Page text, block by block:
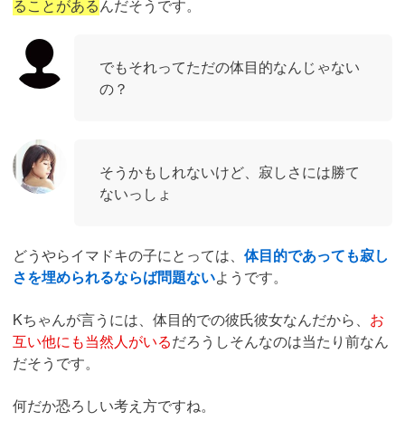
ることがあるんだそうです。
でもそれってただの体目的なんじゃない
の？
そうかもしれないけど、寂しさには勝て
ないっしょ
どうやらイマドキの子にとっては、 体目的であっても寂し
さを埋められるならば問題ないようです。
Kちゃんが言うには、体目的での彼氏彼女なんだから、 お
互い他にも当然人がいるだろうしそんなのは当たり前なん
だそうです。
何だか恐ろしい考え方ですね。